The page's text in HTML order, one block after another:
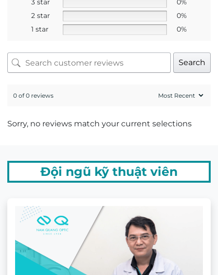
Mr. Hứa Hoàng Khải
20 năm kinh nghiệm về đo khúc xạ và mài lắp
kính.